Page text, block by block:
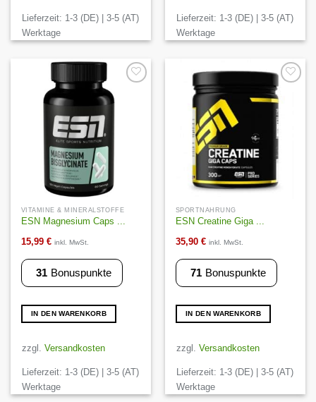
mehrere
Varianten
auf.
können
Produktseite
gewählt
Lieferzeit: 1-3 (DE) | 3-5 (AT)
Werktage
Lieferzeit: 1-3 (DE) | 3-5 (AT)
Werktage
Auf die
Wunschliste
VITAMINE & MINERALSTOFFE
ESN Magnesium Caps ...
15,99 € inkl. MwSt.
31 Bonuspunkte
IN DEN WARENKORB
zzgl. Versandkosten
Lieferzeit: 1-3 (DE) | 3-5 (AT)
Werktage
Auf die
Wunschliste
SPORTNAHRUNG
ESN Creatine Giga ...
35,90 € inkl. MwSt.
71 Bonuspunkte
IN DEN WARENKORB
zzgl. Versandkosten
Lieferzeit: 1-3 (DE) | 3-5 (AT)
Werktage